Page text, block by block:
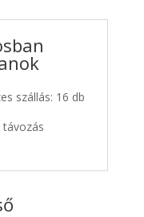
szállás: 16 db
távozás